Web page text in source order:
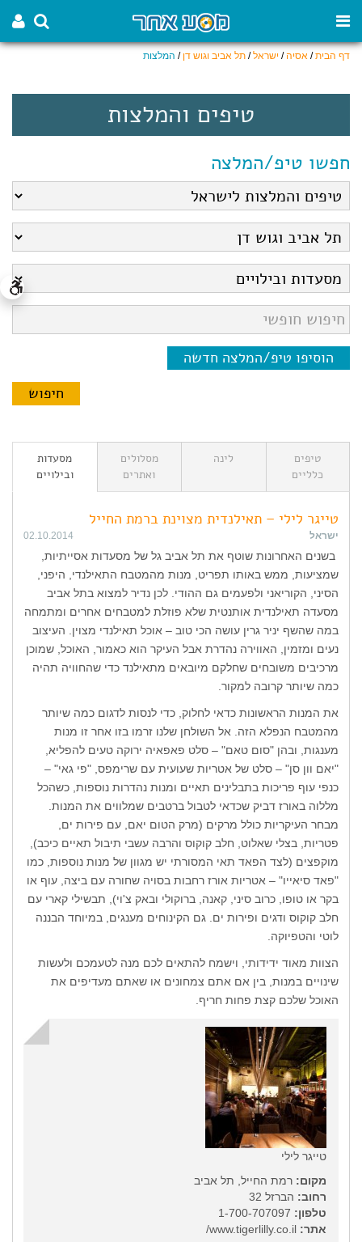
דף הבית/ אסיה/ ישראל/ תל אביב וגוש דן / המלצות
טיפים והמלצות
חפשו טיפ/המלצה
הוסיפו טיפ/המלצה חדשה
טיפים
כלליים
לינה
מסלולים
ואתרים
מסעדות
ובילויים
טייגר לילי – תאילנדית מצוינת ברמת החייל
ישראל 02.10.2014
בשנים האחרונות שוטף את תל אביב גל של מסעדות אסייתיות,
שמציעות, ממש באותו תפריט, מנות מהמטבח התאילנדי, היפני,
הסיני, הקוריאני ולפעמים גם ההודי. לכן נדיר למצוא בתל אביב
מסעדה תאילנדית אותנטית שלא פוזלת למטבחים אחרים ומתמחה
במה שהשף יניר גרין עושה הכי טוב – אוכל תאילנדי מצוין. העיצוב
נעים ומזמין, האווירה נהדרת אבל העיקר הוא כאמור, האוכל, שמוכן
מרכיבים משובחים שחלקם מיובאים מתאילנד כדי שהחוויה תהיה
כמה שיותר קרובה למקור.
את המנות הראשונות כדאי לחלוק, כדי לנסות לדגום כמה שיותר
מהמטבח הנפלא הזה. אל השולחן שלנו זרמו בזו אחר זו מנות
מענגות, ובהן "סום טאם" – סלט פאפאיה ירוקה טעים להפליא,
"יאם וון סן" – סלט של אטריות שעועית עם שרימפס, "פי גאי" –
כנפי עוף פריכות בתבלינים תאיים ומנות נהדרות נוספות, כשהכל
מללוה באורז דביק שכדאי לטבול ברטבים שמלווים את המנות.
מבחר העיקריות כולל מרקים (מרק הטום יאם, עם פירות ים,
פטריות, בצלי שאלוט, חלב קוקוס והרבה עשבי תיבול תאיים כיכב),
מוקפצים (לצד הפאד תאי המסורתי יש מגוון של מנות נוספות, כמו
"פאד סיאייו" – אטריות אורז רחבות בסויה שחורה עם ביצה, עוף או
בקר או טופו, כרוב סיני, קאנה, ברוקולי ובאק צ'וי), תבשילי קארי עם
חלב קוקוס ודגים ופירות ים. גם הקינוחים מענגים, במיוחד הבננה
לוטי והטפיוקה.
הצוות מאוד ידידותי, וישמח להתאים לכם מנה לטעמכם ולעשות
שינויים במנות, בין אם אתם צמחונים או שאתם מעדיפים את
האוכל שלכם קצת פחות חריף.
טייגר לילי
מקום: רמת החייל, תל אביב
רחוב: הברזל 32
טלפון:
אתר: